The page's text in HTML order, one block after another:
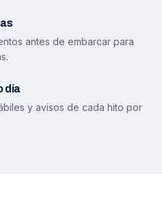
antes de embarcar para
día
y avisos de cada hito por